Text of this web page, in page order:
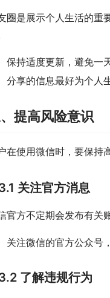
圈是展示个人生活的重
保持适度更新，避免一
分享的信息最好为个人
提高风险意识
在使用微信时，要保持
关注官方消息
官方不定期会发布有关
关注微信的官方公众号
了解违规行为